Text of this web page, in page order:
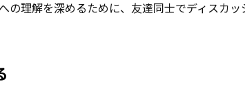
の理解を深めるために、友達同士でディスカ